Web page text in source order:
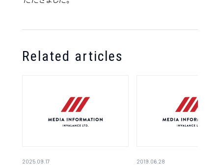
Related articles
2025.09.17 2019.06.28